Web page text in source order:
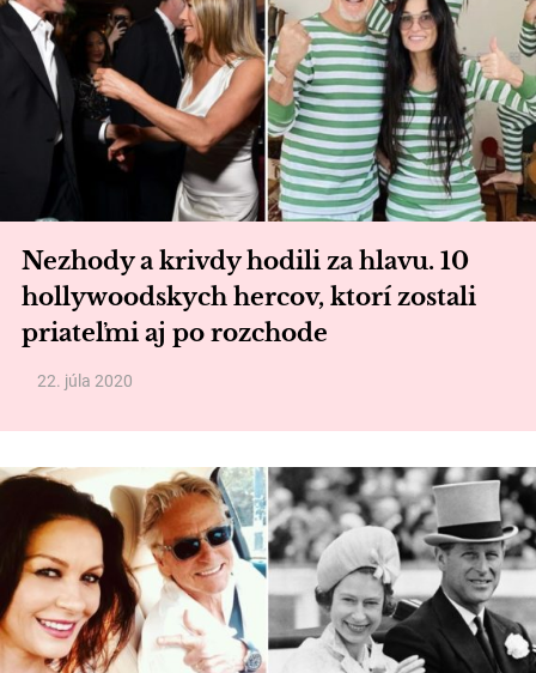
Nezhody a krivdy hodili za hlavu. 10
hollywoodskych hercov, ktorí zostali
priateľmi aj po rozchode
22. júla 2020